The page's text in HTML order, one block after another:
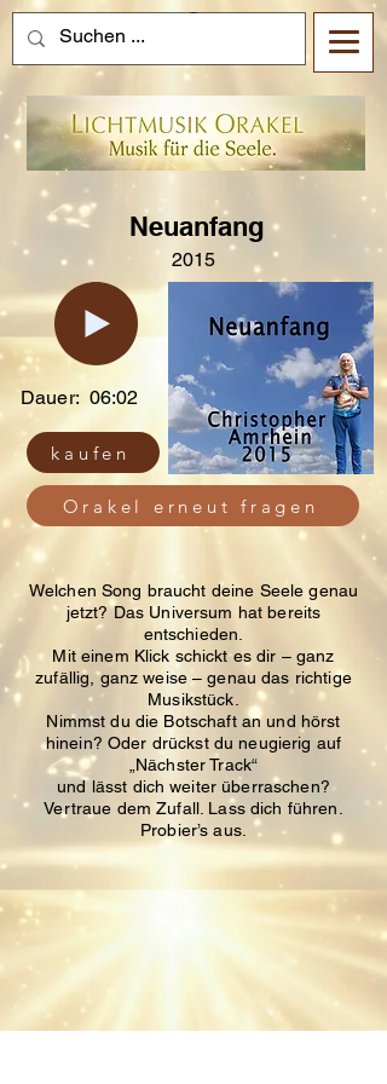
Neuanfang
2015
Dauer: 06:02
kaufen
Orakel erneut fragen
Welchen Song braucht deine Seele genau
jetzt?Das Universum hat bereits
entschieden.
Mit einem Klick schickt es dir – ganz
zufällig, ganz weise – genau das richtige
Musikstück.
Nimmst du die Botschaft an und hörst
hinein?Oder drückst du neugierig auf
„Nächster Track“
und lässt dich weiter überraschen?
Vertraue dem Zufall. Lass dich führen.
Probier’s aus.